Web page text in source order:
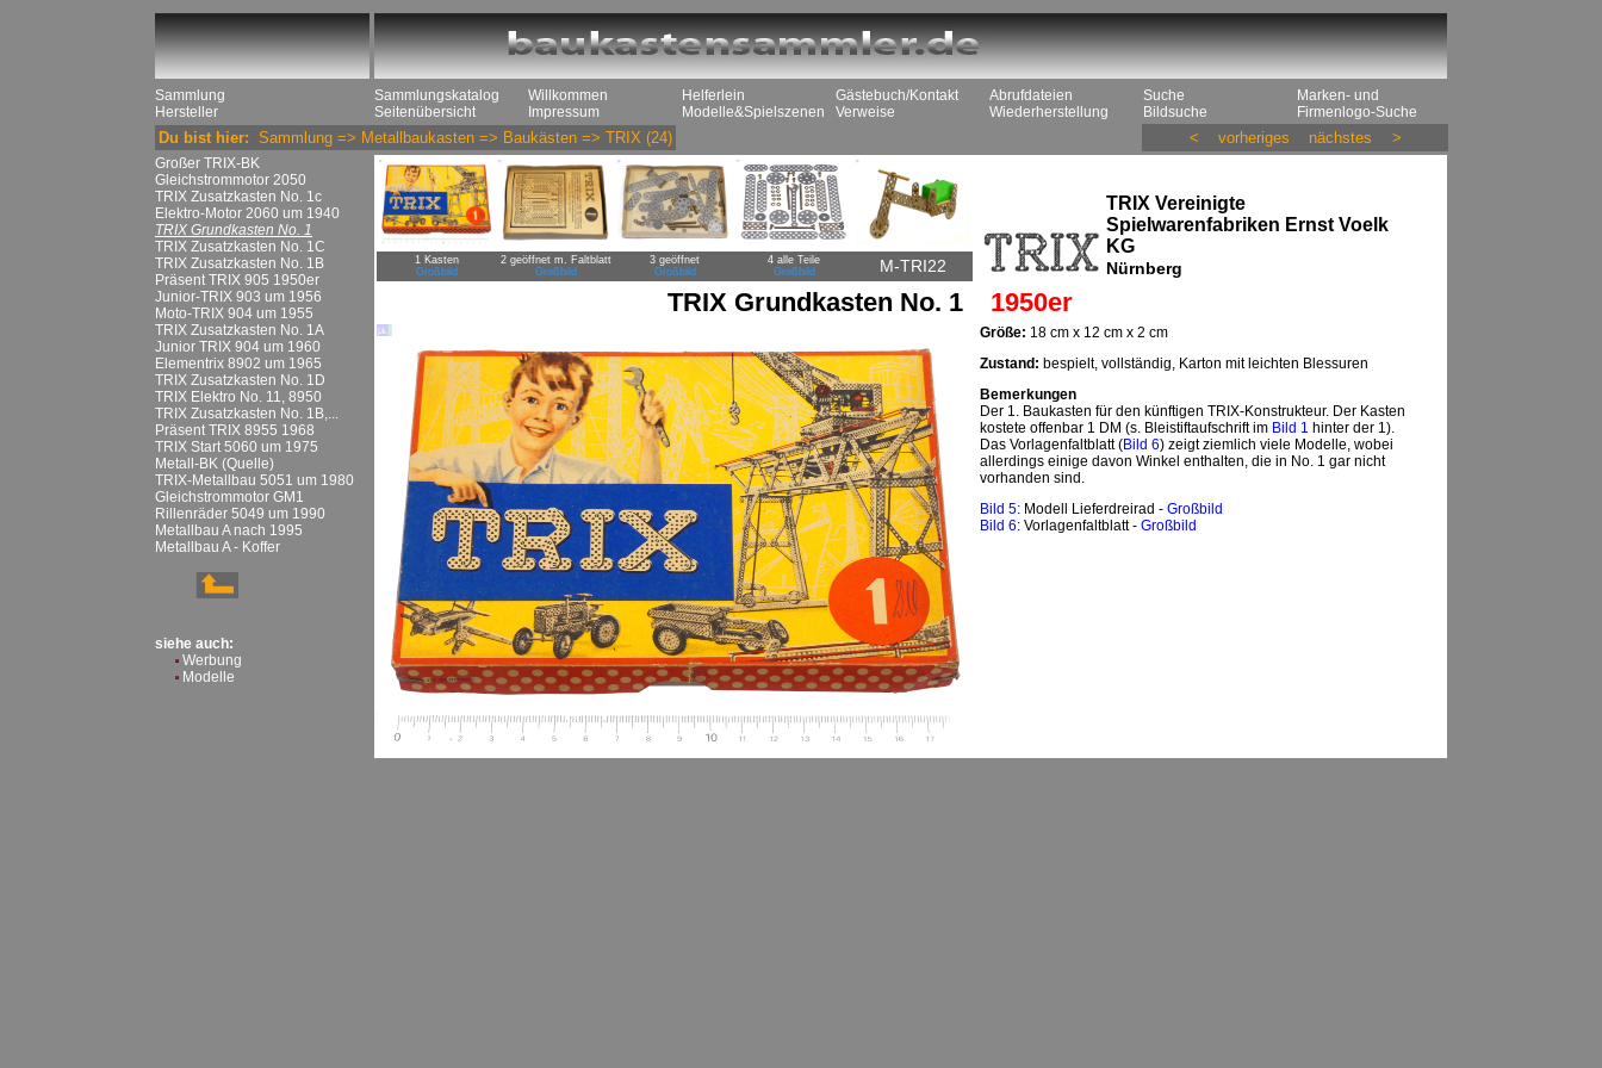
Sammlung
Hersteller
Sammlungskatalog
Seitenübersicht
Willkommen
Impressum
Helferlein
Modelle&Spielszenen
Gästebuch/Kontakt
Verweise
Abrufdateien
Wiederherstellung
Suche
Bildsuche
Marken- und
Firmenlogo-Suche
Du bist hier: Sammlung => Metallbaukasten => Baukästen => TRIX (24) < vorheriges nächstes >
Großer TRIX-BK
Gleichstrommotor 2050
TRIX Zusatzkasten No. 1c
Elektro-Motor 2060 um 1940
TRIX Grundkasten No. 1
TRIX Zusatzkasten No. 1C
TRIX Zusatzkasten No. 1B
Präsent TRIX 905 1950er
Junior-TRIX 903 um 1956
Moto-TRIX 904 um 1955
TRIX Zusatzkasten No. 1A
Junior TRIX 904 um 1960
Elementrix 8902 um 1965
TRIX Zusatzkasten No. 1D
TRIX Elektro No. 11, 8950
TRIX Zusatzkasten No. 1B,...
Präsent TRIX 8955 1968
TRIX Start 5060 um 1975
Metall-BK (Quelle)
TRIX-Metallbau 5051 um 1980
Gleichstrommotor GM1
Rillenräder 5049 um 1990
Metallbau A nach 1995
Metallbau A - Koffer
siehe auch:
Werbung
Modelle
1 Kasten
Großbild
2 geöffnet m. Faltblatt
Großbild
3 geöffnet
Großbild
4 alle Teile
Großbild
M-TRI22
TRIX Vereinigte
Spielwarenfabriken Ernst Voelk
KG
Nürnberg
TRIX Grundkasten No. 1 1950er
Größe: 18 cm x 12 cm x 2 cm
Zustand: bespielt, vollständig, Karton mit leichten Blessuren
Bemerkungen
Der 1. Baukasten für den künftigen TRIX-Konstrukteur. Der Kasten
kostete offenbar 1 DM (s. Bleistiftaufschrift im Bild 1 hinter der 1).
Das Vorlagenfaltblatt (Bild 6) zeigt ziemlich viele Modelle, wobei
allerdings einige davon Winkel enthalten, die in No. 1 gar nicht
vorhanden sind.
Bild 5: Modell Lieferdreirad - Großbild
Bild 6: Vorlagenfaltblatt - Großbild